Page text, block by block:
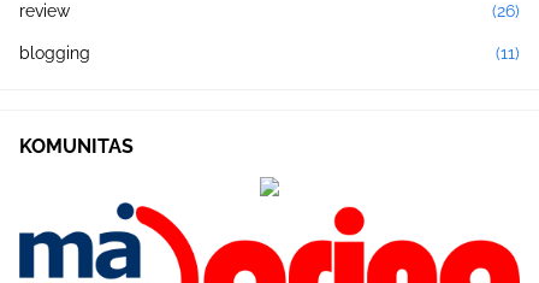
review (26)
blogging (11)
KOMUNITAS